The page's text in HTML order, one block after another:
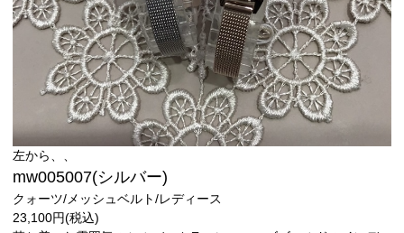
左から、、
mw005007(シルバー)
クォーツ/メッシュベルト/レディース
23,100円(税込)